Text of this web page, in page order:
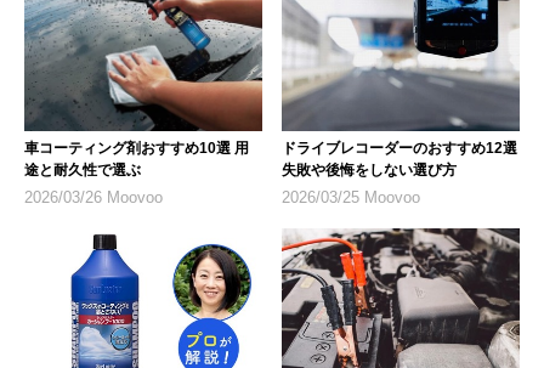
車コーティング剤おすすめ10選 用
途と耐久性で選ぶ
2026/03/26 Moovoo
ドライブレコーダーのおすすめ12選
失敗や後悔をしない選び方
2026/03/25 Moovoo